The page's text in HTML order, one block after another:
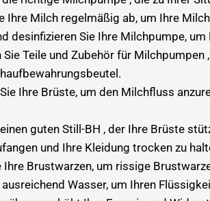
Ihre Milch regelmäßig ab, um Ihre
desinfizieren Sie Ihre Milchpumpe,
SieTeile und Zubehör für Milchpumpen
.
Ihre Brüste, um den Milchfluss
einen guten Still-BH , der Ihre Brüste
und Ihre Kleidung trocken zu
Ihre Brustwarzen, um rissige
ausreichend Wasser, um Ihren